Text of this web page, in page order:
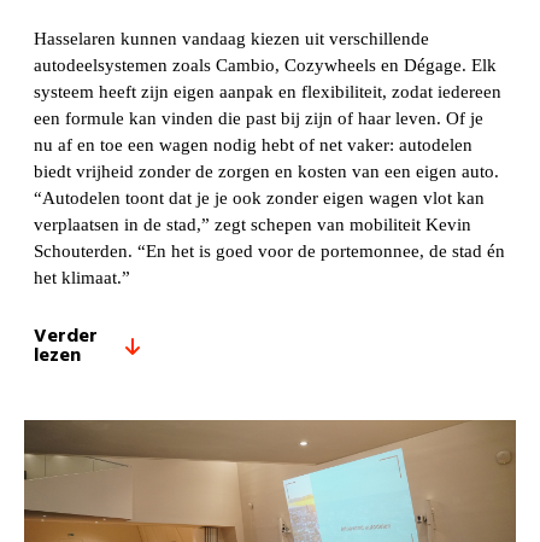
Hasselaren kunnen vandaag kiezen uit verschillende
autodeelsystemen zoals Cambio, Cozywheels en Dégage. Elk
systeem heeft zijn eigen aanpak en flexibiliteit, zodat iedereen
een formule kan vinden die past bij zijn of haar leven. Of je
nu af en toe een wagen nodig hebt of net vaker: autodelen
biedt vrijheid zonder de zorgen en kosten van een eigen auto.
“Autodelen toont dat je je ook zonder eigen wagen vlot kan
verplaatsen in de stad,” zegt schepen van mobiliteit Kevin
Schouterden. “En het is goed voor de portemonnee, de stad én
het klimaat.”
Verder
lezen